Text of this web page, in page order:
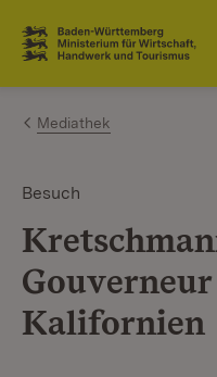
Zum Inhalt
Link zur Startseite
Mediathek
Besuch
Kalifornien